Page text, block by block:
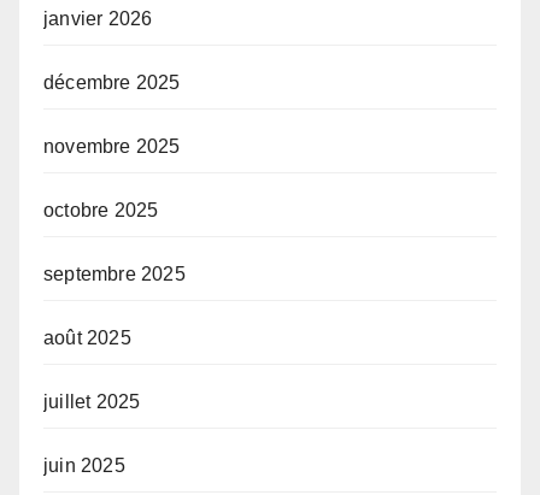
janvier 2026
décembre 2025
novembre 2025
octobre 2025
septembre 2025
août 2025
juillet 2025
juin 2025